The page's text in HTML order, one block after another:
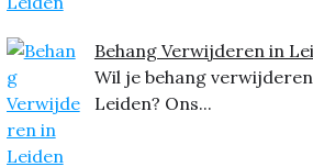
Behang Verwijderen in
Wil je behang
Leiden? Ons...